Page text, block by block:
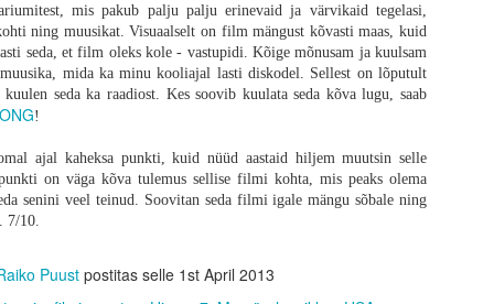
mis pakub palju palju erinevaid ja värvikaid tegelasi,
ning muusikat. Visuaalselt on film mängust kõvasti maas, kuid
seda, et film oleks kole - vastupidi. Kõige mõnusam ja kuulsam
mida ka minu kooliajal lasti diskodel. Sellest on lõputult
seda ka raadiost. Kes soovib kuulata seda kõva lugu, saab
!
ajal kaheksa punkti, kuid nüüd aastaid hiljem muutsin selle
on väga kõva tulemus sellise filmi kohta, mis peaks olema
senini veel teinud. Soovitan seda filmi igale mängu sõbale ning
7/10.
Puustpostitas selle 1st April 2013